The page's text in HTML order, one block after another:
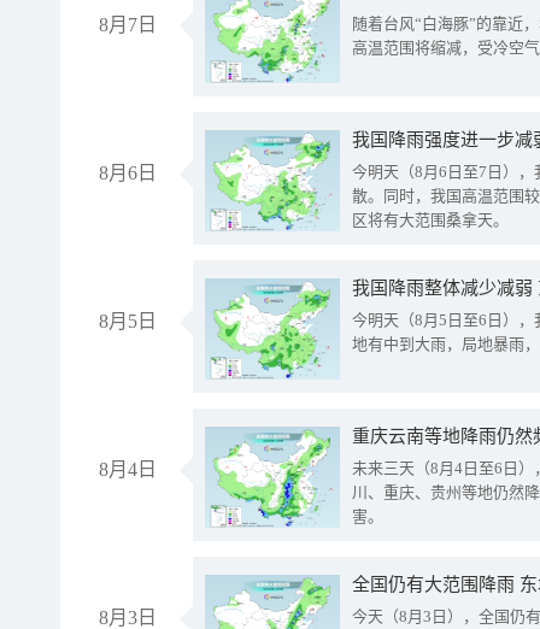
8月7日
随着台风“白海豚”的靠近
高温范围将缩减，受冷空
8月6日
今明天（8月6日至7日）
散。同时，我国高温范围
区将有大范围桑拿天。
8月5日
我国降雨整体减少减弱
今明天（8月5日至6日）
地有中到大雨，局地暴雨
8月4日
重庆云南等地降雨仍然
未来三天（8月4日至6日
川、重庆、贵州等地仍然
害。
8月3日
全国仍有大范围降雨
今天（8月3日），全国仍